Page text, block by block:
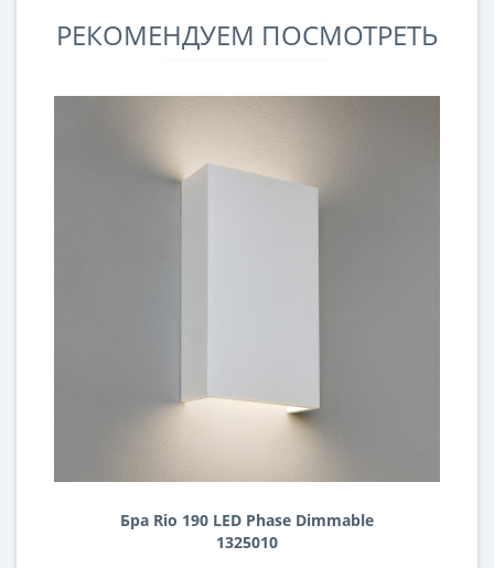
РЕКОМЕНДУЕМ ПОСМОТРЕТЬ
Бра Rio 190 LED Phase Dimmable
1325010